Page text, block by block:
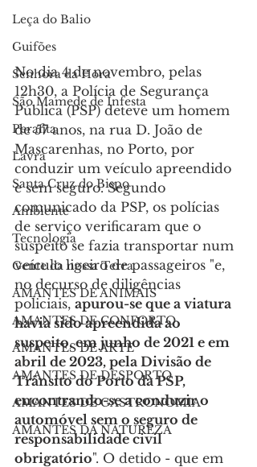
Leça do Balio
Guifões
Senhora da Hora
São Mamede de Infesta
Perafita
Lavra
Santa Cruz do Bispo
Ambiente
Tecnologia
Gente da nossa Terra
AMANTES DE ANIMAIS
AMANTES DE CONFORTO
AMANTES DE ARTE
AMANTES DE DESPORTO
AMANTES DE GASTRONOMIA
AMANTES DA NATUREZA
No dia 4 de novembro, pelas
12h30, a Polícia de Segurança
Pública (PSP) deteve um homem
de 57 anos, na rua D. João de
Mascarenhas, no Porto, por
conduzir um veículo apreendido
e sem seguro. Segundo
comunicado da PSP, os polícias
de serviço verificaram que o
suspeito se fazia transportar num
veículo ligeiro de passageiros "e,
no decurso de diligências
policiais, apurou-se que a viatura
havia sido apreendida ao
suspeito, em junho de 2021 e em
abril de 2023, pela Divisão de
Trânsito do Porto da PSP,
encontrando-se a conduzir o
automóvel sem o seguro de
responsabilidade civil
obrigatório". O detido - que em